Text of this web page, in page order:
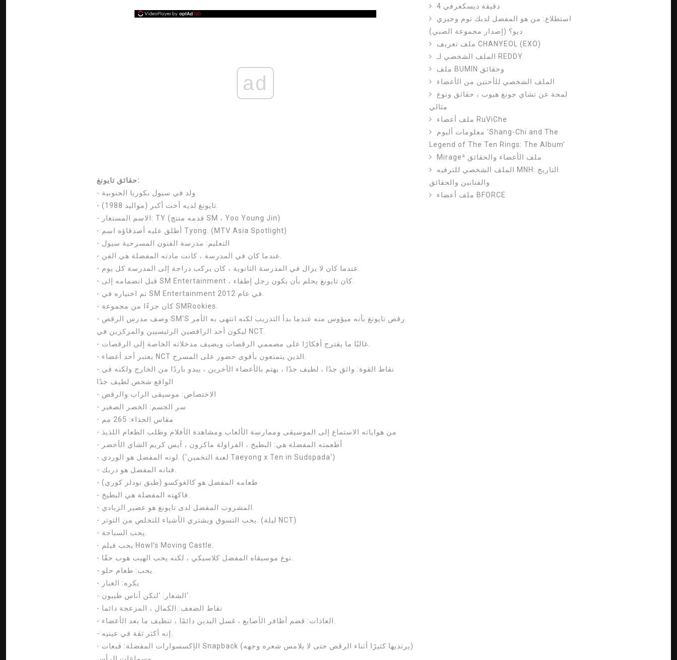
ad
حقائق تايونغ:
- ولد في سيول بكوريا الجنوبية
- الاسم المستعار: TY (قدمه منتج SM ، Yoo Young Jin)
- أطلق عليه أصدقاؤه اسم Tyong. (MTV Asia Spotlight)
- التعليم: مدرسة الفنون المسرحية سيول
- كان جزءًا من مجموعة SMRookies.
- وصف مدرس الرقص SM'S رقص تايونغ بأنه ميؤوس منه عندما بدأ التدريب لكنه انتهى به الأمر
ليكون أحد الراقصين الرئيسيين والمركزين في NCT.
- نقاط القوة: واثق جدًا ، لطيف جدًا ، يهتم بالأعضاء الآخرين ، يبدو باردًا من الخارج ولكنه في
الواقع شخص لطيف جدًا
- الاختصاص: موسيقى الراب والرقص
- سر الجسم: الخصر الصغير
- مقاس الحذاء: 265 مم
- من هواياته الاستماع إلى الموسيقى وممارسة الألعاب ومشاهدة الأفلام وطلب الطعام اللذيذ
- أطعمته المفضلة هي: البطيخ ، الفراولة ماكرون ، آيس كريم الشاي الأخضر
- لونه المفضل هو الوردي. ('لعبة التخمين Taeyong x Ten in Sudspada')
- طعامه المفضل هو كالغوكسو (طبق نودلز كوري)
- يحب التسوق ويشتري الأشياء للتخلص من التوتر. (ليلة NCT)
- يحب فيلم Howl’s Moving Castle.
- يكره: الغبار
- الشعار: 'لنكن أناس طيبون'.
- نقاط الضعف: الكمال ، المزعجة دائما
- الإكسسوارات المفضلة: قبعات Snapback (يرتديها كثيرًا أثناء الرقص حتى لا يلامس شعره وجهه)
4 دقيقة ديسكغرفي
استطلاع: من هو المفضل لديك توم وجيري
ديو؟ (إصدار مجموعة الصبي)
ملف تعريف CHANYEOL (EXO)
الملف الشخصي لـ REDDY
ملف BUMIN وحقائق
الملف الشخصي للأختين من الأعضاء
لمحة عن تشاي جونغ هيوب ، حقائق ونوع
مثالي
ملف أعضاء RuViChe
معلومات ألبوم 'Shang-Chi and The
Legend of The Ten Rings: The Album'
Mirage² ملف الأعضاء والحقائق
الملف الشخصي للترفيه MNH: التاريخ
والفنانين والحقائق
ملف أعضاء BFORCE